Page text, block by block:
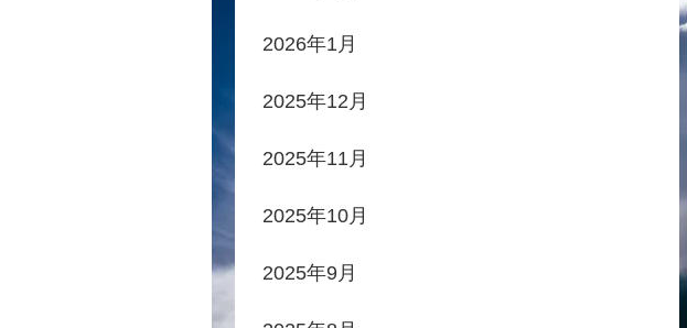
2026年1月
2025年12月
2025年11月
2025年10月
2025年9月